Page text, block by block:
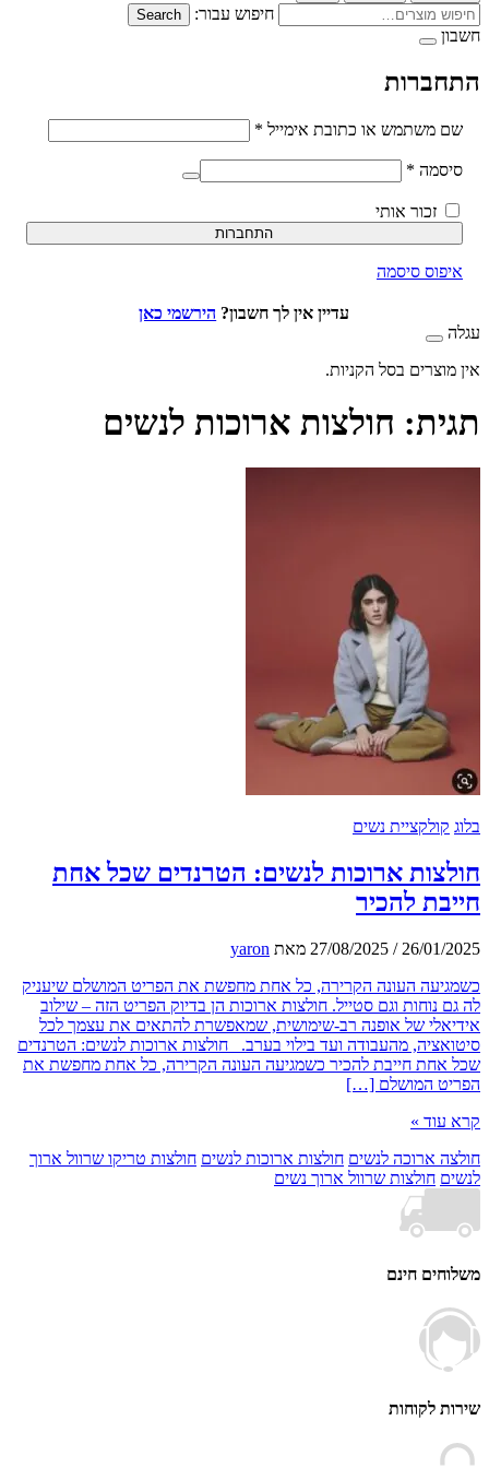
חיפוש עבור: Search
משתמש או כתובת אימייל*חובה
*חובה
זכור אותי
התחברות
סיסמה
עדיין אין לך חשבון?הירשמי כאן
בסל הקניות.
חולצות ארוכות לנשים
נשים
ארוכות לנשים: הטרנדים שכל אחת
להכיר
26/
/
27/08/2025מאתyaron
העונה הקרירה, כל אחת מחפשת את הפריט המושלם שיעניק
נוחות וגם סטייל. חולצות ארוכות הן בדיוק הפריט הזה – שילוב
של אופנה רב-שימושית, שמאפשרת להתאים את עצמך לכל
מהעבודה ועד בילוי בערב. חולצות ארוכות לנשים: הטרנדים
חייבת להכיר כשמגיעה העונה הקרירה, כל אחת מחפשת את
המושלם […]
»
ארוכה לנשים חולצות ארוכות לנשים חולצות טריקו שרוול ארוך
חולצות שרוול ארוך נשים
חינם
לקוחות